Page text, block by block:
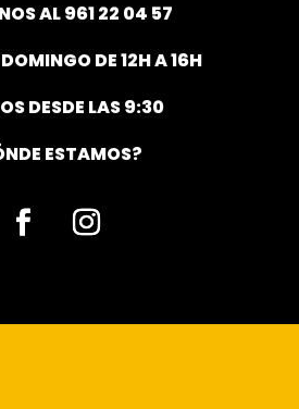
AL961 22 04 57
DE 12H A 16H
DESDE LAS 9:30
ESTAMOS?